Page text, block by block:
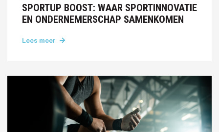
SPORTUP BOOST: WAAR SPORTINNOVATIE
EN ONDERNEMERSCHAP SAMENKOMEN
Lees meer